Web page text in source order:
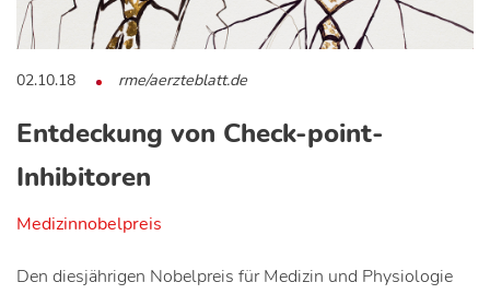
02.10.18 rme/aerzteblatt.de
Entdeckung von Check-point-
Inhibitoren
Medizinnobelpreis
Den diesjährigen Nobelpreis für Medizin und Physiologie